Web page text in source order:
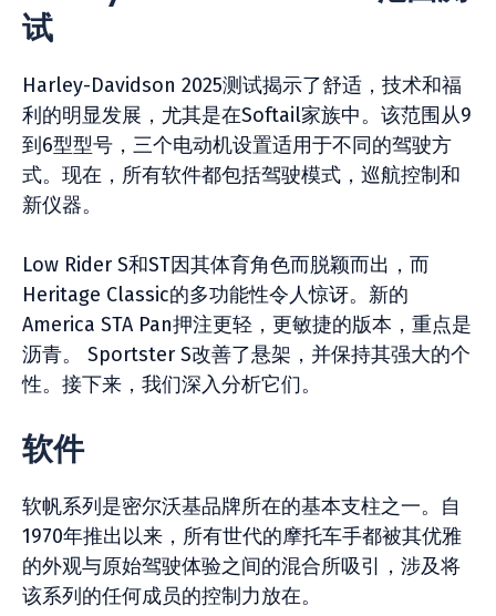
试
Harley-Davidson 2025测试揭示了舒适，技术和福
利的明显发展，尤其是在Softail家族中。该范围从9
到6型型号，三个电动机设置适用于不同的驾驶方
式。现在，所有软件都包括驾驶模式，巡航控制和
新仪器。
Low Rider S和ST因其体育角色而脱颖而出，而
Heritage Classic的多功能性令人惊讶。新的
America STA Pan押注更轻，更敏捷的版本，重点是
沥青。 Sportster S改善了悬架，并保持其强大的个
性。接下来，我们深入分析它们。
软件
软帆系列是密尔沃基品牌所在的基本支柱之一。自
1970年推出以来，所有世代的摩托车手都被其优雅
的外观与原始驾驶体验之间的混合所吸引，涉及将
该系列的任何成员的控制力放在。